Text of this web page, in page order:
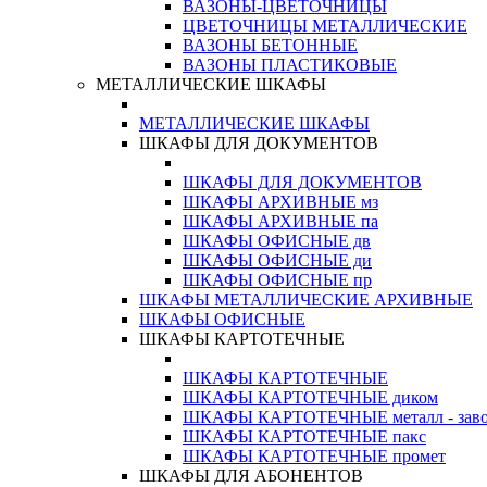
ВАЗОНЫ-ЦВЕТОЧНИЦЫ
ЦВЕТОЧНИЦЫ МЕТАЛЛИЧЕСКИЕ
ВАЗОНЫ БЕТОННЫЕ
ВАЗОНЫ ПЛАСТИКОВЫЕ
МЕТАЛЛИЧЕСКИЕ ШКАФЫ
МЕТАЛЛИЧЕСКИЕ ШКАФЫ
ШКАФЫ ДЛЯ ДОКУМЕНТОВ
ШКАФЫ ДЛЯ ДОКУМЕНТОВ
ШКАФЫ АРХИВНЫЕ мз
ШКАФЫ АРХИВНЫЕ па
ШКАФЫ ОФИСНЫЕ дв
ШКАФЫ ОФИСНЫЕ ди
ШКАФЫ ОФИСНЫЕ пр
ШКАФЫ МЕТАЛЛИЧЕСКИЕ АРХИВНЫЕ
ШКАФЫ ОФИСНЫЕ
ШКАФЫ КАРТОТЕЧНЫЕ
ШКАФЫ КАРТОТЕЧНЫЕ
ШКАФЫ КАРТОТЕЧНЫЕ диком
ШКАФЫ КАРТОТЕЧНЫЕ металл -
ШКАФЫ КАРТОТЕЧНЫЕ пакс
ШКАФЫ КАРТОТЕЧНЫЕ промет
ШКАФЫ ДЛЯ АБОНЕНТОВ